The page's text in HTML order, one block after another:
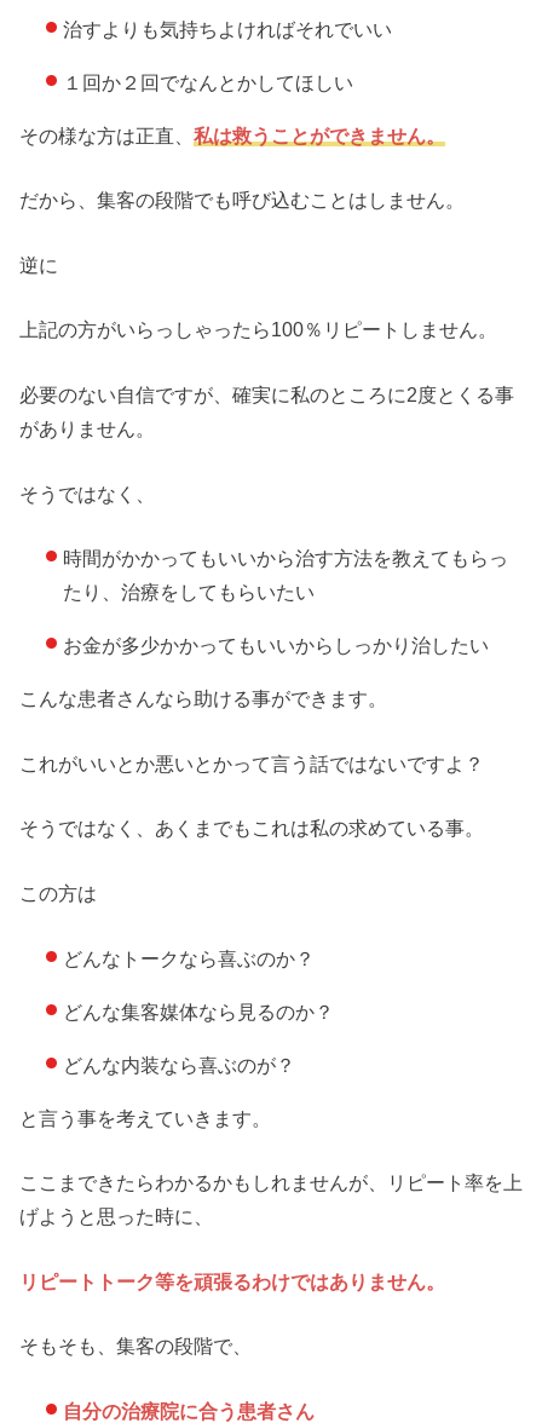
治すよりも気持ちよければそれでいい
１回か２回でなんとかしてほしい
その様な方は正直、 私は救うことができません。
だから、集客の段階でも呼び込むことはしません。
逆に
上記の方がいらっしゃったら100％リピートしません。
必要のない自信ですが、確実に私のところに2度とくる事
がありません。
そうではなく、
時間がかかってもいいから治す方法を教えてもらっ
たり、治療をしてもらいたい
お金が多少かかってもいいからしっかり治したい
こんな患者さんなら助ける事ができます。
これがいいとか悪いとかって言う話ではないですよ？
そうではなく、あくまでもこれは私の求めている事。
この方は
どんなトークなら喜ぶのか？
どんな集客媒体なら見るのか？
どんな内装なら喜ぶのが？
と言う事を考えていきます。
ここまできたらわかるかもしれませんが、リピート率を上
げようと思った時に、
リピートトーク等を頑張るわけではありません。
そもそも、集客の段階で、
自分の治療院に合う患者さん